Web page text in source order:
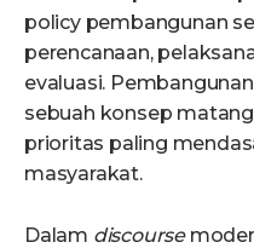
policy pembangunan
perencanaan,
evaluasi.
sebuah konsep
prioritas paling
masyarakat.
Dalam discourse